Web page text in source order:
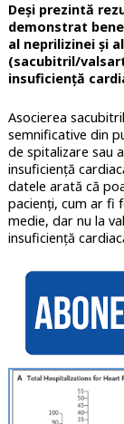
Deși prezintă
demonstrat
al neprilizinei și
(sacubitril/
insuficiență
Asocierea
semnificative din
de spitalizare sau
insuficiență
datele arată că
pacienți, cum ar fi
medie, dar nu la
insuficiență